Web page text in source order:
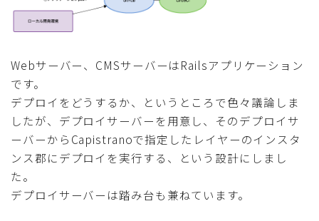
Webサーバー、CMSサーバーはRailsアプリケーション
です。
デプロイをどうするか、というところで色々議論しま
したが、デプロイサーバーを用意し、そのデプロイサ
ーバーからCapistranoで指定したレイヤーのインスタ
ンス郡にデプロイを実行する、という設計にしまし
た。
デプロイサーバーは踏み台も兼ねています。